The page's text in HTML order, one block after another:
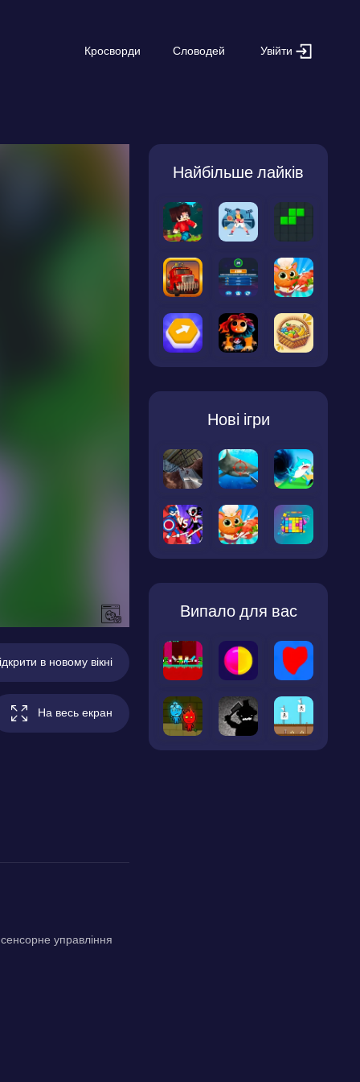
Кросворди Словодей Увійти
в новому вікні
На весь екран
управління
Найбільше лайків
Нові ігри
Випало для вас